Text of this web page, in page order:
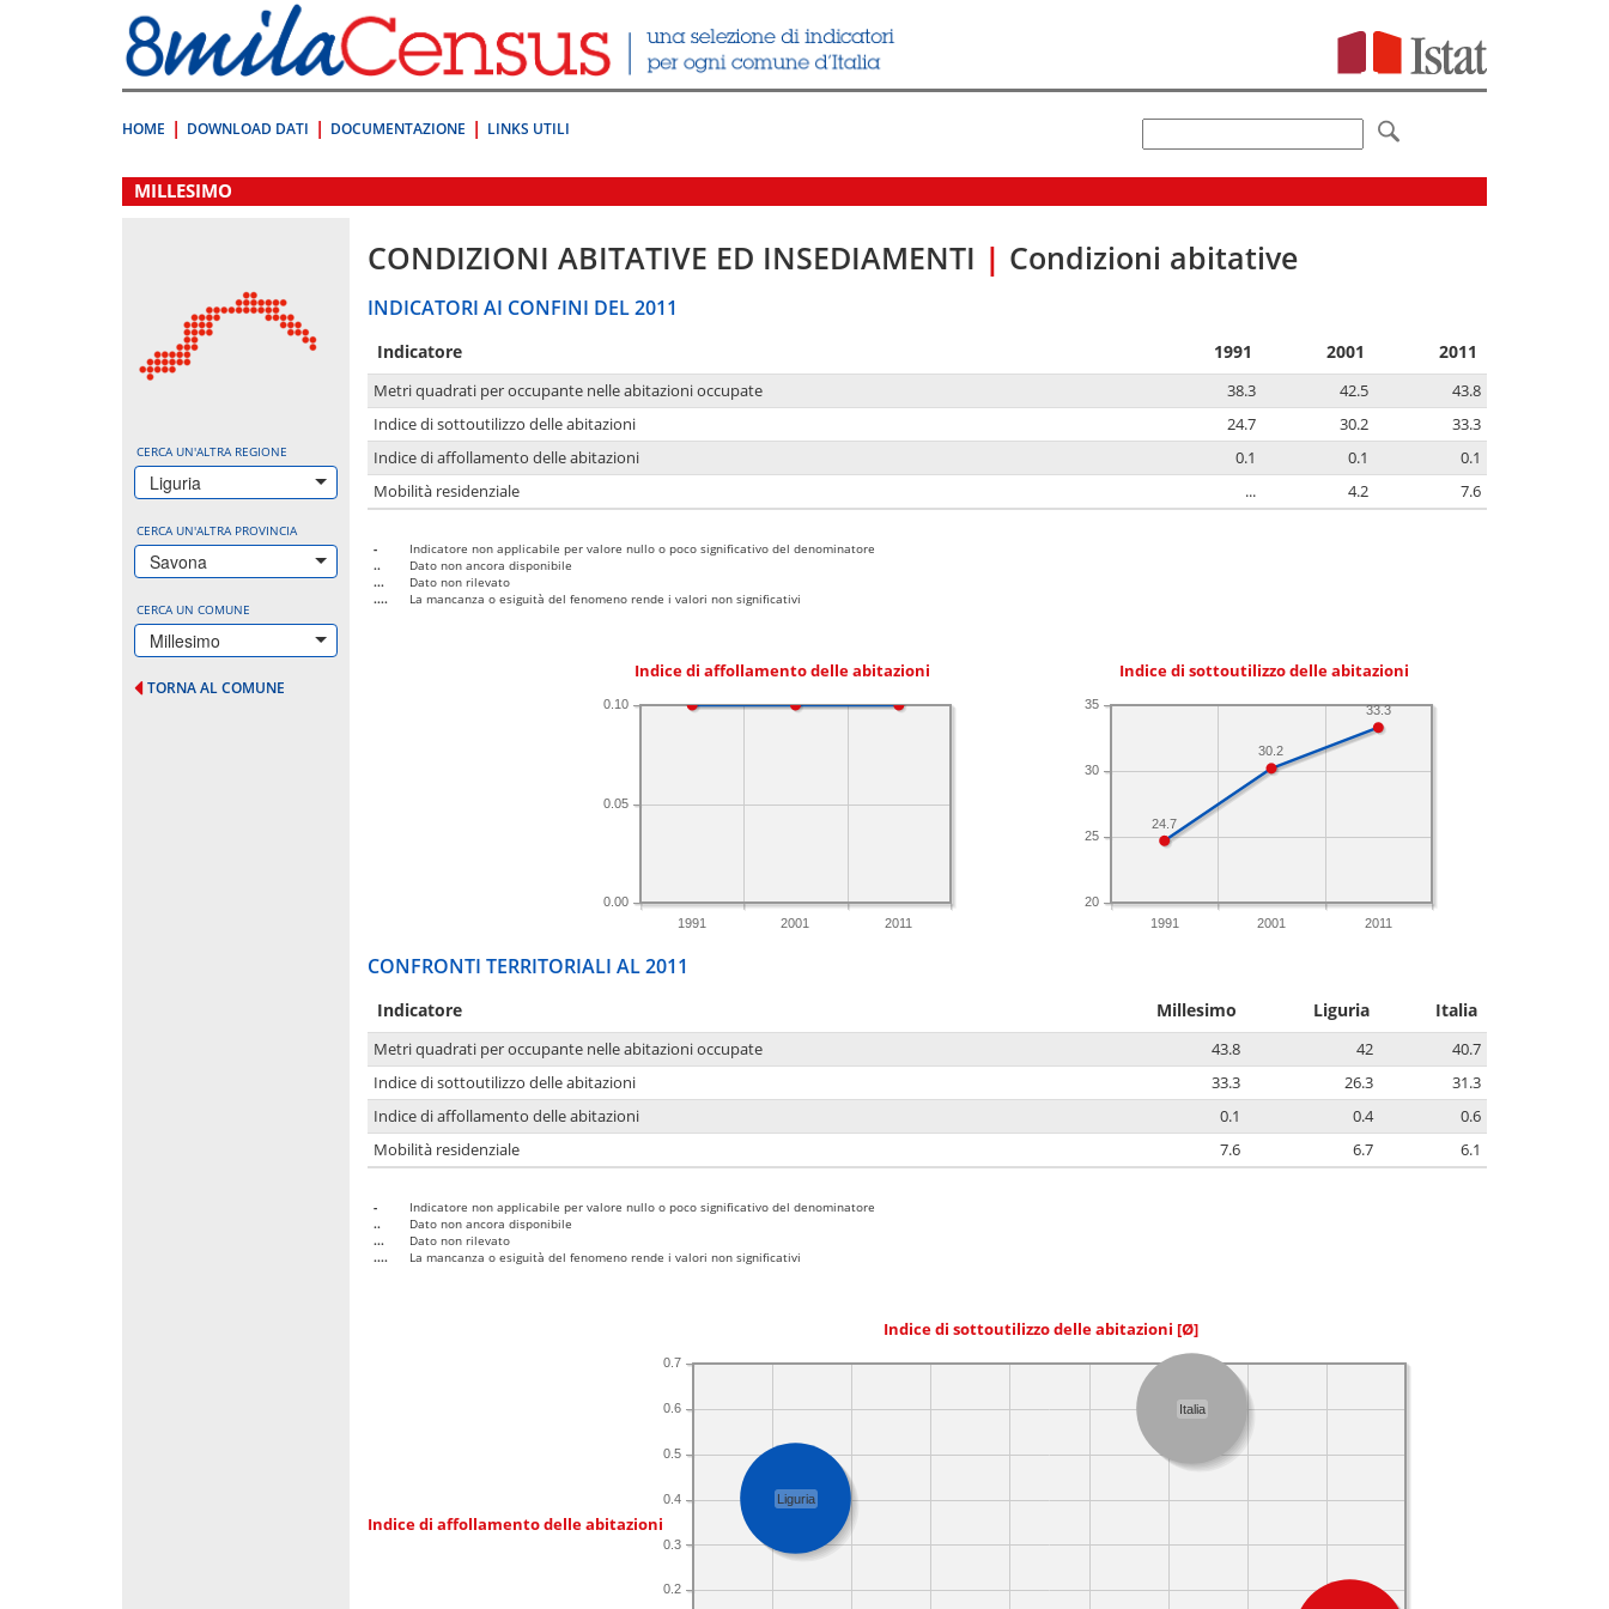
direttamente
a:
Contenuto
HOME DOWNLOAD DATI DOCUMENTAZIONE LINKS UTILI
.
MILLESIMO
CERCA UN'ALTRA REGIONE
Liguria
CERCA UN'ALTRA PROVINCIA
Savona
CERCA UN COMUNE
Millesimo
TORNA AL COMUNE
CONDIZIONI ABITATIVE ED INSEDIAMENTI | Condizioni abitative
INDICATORI AI CONFINI DEL 2011
Indicatore 1991 2001 2011
Metri quadrati per occupante nelle abitazioni occupate 38.3 42.5
43.8
Indice di sottoutilizzo delle abitazioni
24.7 30.2
33.3
Indice di affollamento delle abitazioni
0.1 0.1
0.1
Mobilità residenziale
... 4.2 7.6
-
Indicatore non applicabile per valore nullo o poco significativo del denominatore
..
Dato non ancora disponibile
...
Dato non rilevato
....
La mancanza o esiguità del fenomeno rende i valori non significativi
Indice di affollamento delle abitazioni
1991 2001 2011
0.00
0.05
0.10
Indice di sottoutilizzo delle abitazioni
1991 2001 2011
20
25
30
35 33.3
30.2
24.7
CONFRONTI TERRITORIALI AL 2011
Indicatore Millesimo Liguria Italia
Metri quadrati per occupante nelle abitazioni occupate 43.8 42
40.7
Indice di sottoutilizzo delle abitazioni
33.3 26.3
31.3
Indice di affollamento delle abitazioni
0.1 0.4
0.6
Mobilità residenziale
7.6 6.7 6.1
-
Indicatore non applicabile per valore nullo o poco significativo del denominatore
..
Dato non ancora disponibile
...
Dato non rilevato
....
La mancanza o esiguità del fenomeno rende i valori non significativi
Indice di sottoutilizzo delle abitazioni [Ø]
Indice di affollamento delle abitazioni
0.2
0.3
0.4
0.5
0.6
0.7
Liguria
Italia